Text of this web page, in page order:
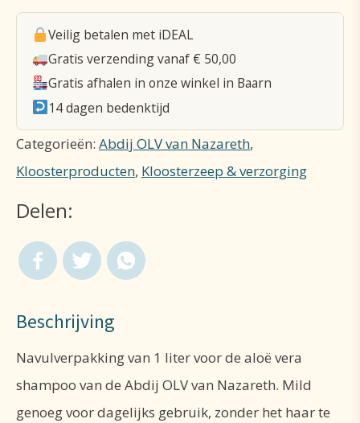
shampoo
navul
aantal
Veilig betalen met iDEAL
Gratis verzending vanaf € 50,00
Gratis afhalen in onze winkel in Baarn
14 dagen bedenktijd
Categorieën: Abdij OLV van Nazareth,
Kloosterproducten, Kloosterzeep & verzorging
Delen:
Beschrijving
Navulverpakking van 1 liter voor de aloë vera
shampoo van de Abdij OLV van Nazareth. Mild
genoeg voor dagelijks gebruik, zonder het haar te